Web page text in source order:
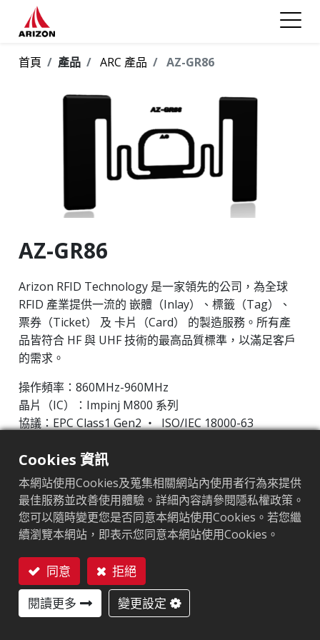
首頁 產品 ARC 產品 AZ-GR86
AZ-GR86
Arizon RFID Technology 是一家領先的公司，為全球
RFID 產業提供一流的 嵌體（Inlay）、標籤（Tag）、
票券（Ticket） 及 卡片（Card） 的製造服務。所有產
品皆符合 HF 與 UHF 技術的最高品質標準，以滿足客戶
的需求。
操作頻率：860MHz-960MHz
晶片（IC）：Impinj M800 系列
協議：EPC Class1 Gen2 ‧ ISO/IEC 18000-63
市場區隔:零售
晶片:Impinj M800 Series
天線尺寸（mm）:50x30
用戶記憶體
0/32 bits
Cookies 資訊
本網站使用Cookies及蒐集相關網站內使用者行為來提供
最佳服務並改善使用體驗。詳細內容請參閱隱私權政策。
您可以隨時變更您是否同意本網站使用Cookies。若您繼
續瀏覽本網站，即表示您同意本網站使用Cookies。
同意
拒絕
閱讀更多
變更設定